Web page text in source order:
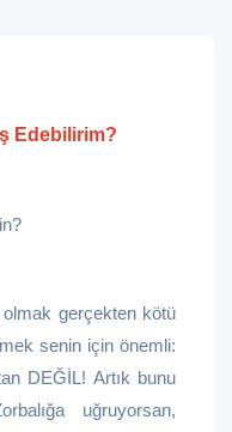
Edebilirim?
olmak gerçekten kötü
senin için önemli:
DEĞİL! Artık bunu
uğruyorsan,